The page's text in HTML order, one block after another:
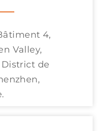
4,
Valley,
District de